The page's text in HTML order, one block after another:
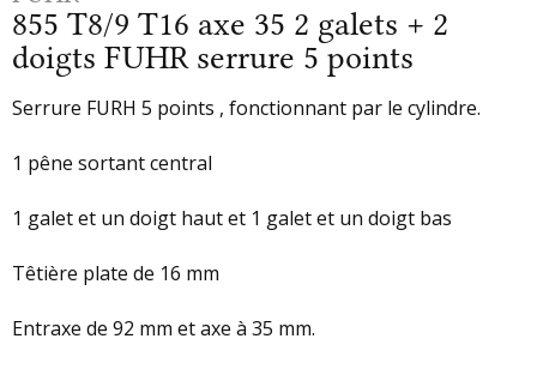
855 T8/9 T16 axe 35 2 galets + 2
doigts FUHR serrure 5 points
Serrure FURH 5 points , fonctionnant par le cylindre.
1 pêne sortant central
1 galet et un doigt haut et 1 galet et un doigt bas
Têtière plate de 16 mm
Entraxe de 92 mm et axe à 35 mm.